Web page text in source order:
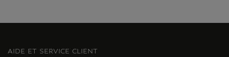
AIDE ET SERVICE CLIENT